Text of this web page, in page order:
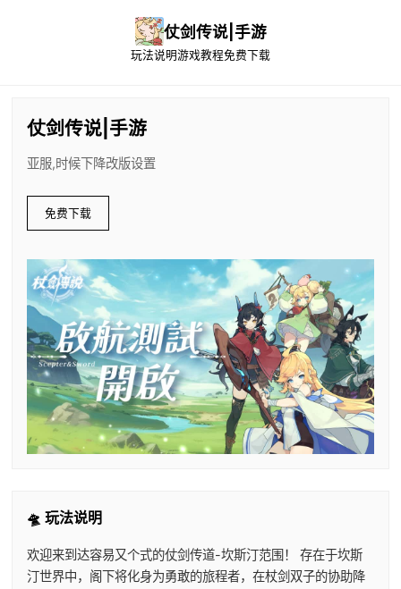
仗剑传说|手游
玩法说明游戏教程免费下载
仗剑传说|手游
亚服,时候下降改版设置
免费下载
🛸 玩法说明
欢迎来到达容易又个式的仗剑传道-坎斯汀范围！ 存在于坎斯
汀世界中，阁下将化身为勇敢的旅程者，在杖剑双子的协助降